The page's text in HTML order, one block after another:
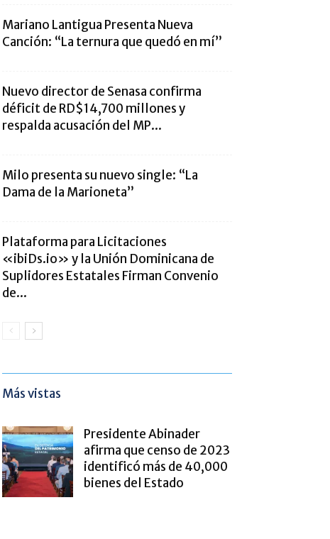
Mariano Lantigua Presenta Nueva
Canción: “La ternura que quedó en mí”
Nuevo director de Senasa confirma
déficit de RD$14,700 millones y
respalda acusación del MP...
Milo presenta su nuevo single: “La
Dama de la Marioneta”
Plataforma para Licitaciones
«ibiDs.io» y la Unión Dominicana de
Suplidores Estatales Firman Convenio
de...
Más vistas
Presidente Abinader
afirma que censo de 2023
identificó más de 40,000
bienes del Estado